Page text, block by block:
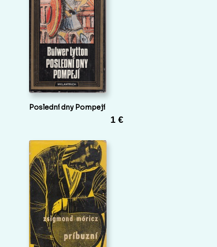
Poslední dny Pompejí
1 €